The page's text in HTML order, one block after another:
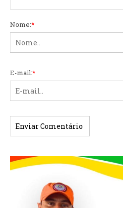
Nome:*
E-mail:*